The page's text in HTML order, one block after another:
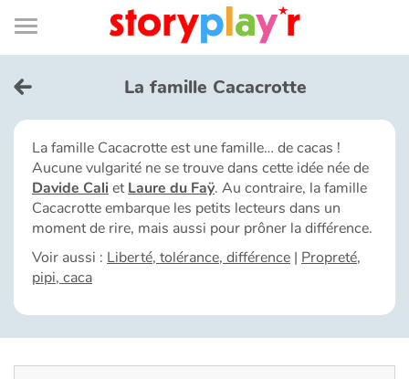
Connexion
Bibliothèque
de
page
Menu
Je me connecte
Tester gratuitement
Bibliothèque
Prix
La famille Cacacrotte
La famille Cacacrotte est une famille… de cacas !
Aucune vulgarité ne se trouve dans cette idée née de
Davide CalietLaure du Faÿ. Au contraire, la famille
Cacacrotte embarque les petits lecteurs dans un
moment de rire, mais aussi pour prôner la différence.
Voir aussi : Liberté, tolérance, différence | Propreté,
pipi, caca